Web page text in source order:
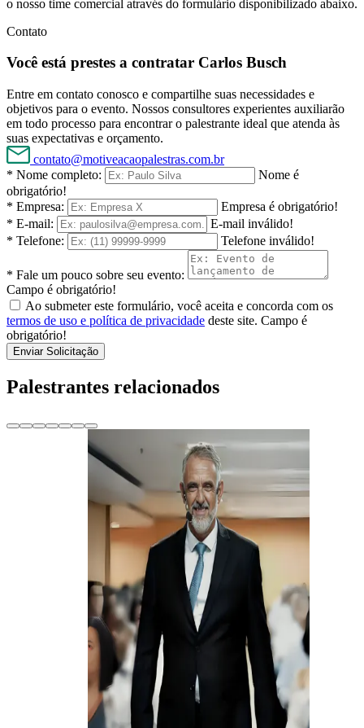
o nosso time comercial através do formulário disponibilizado abaixo.
Contato
Você está prestes a contratar Carlos Busch
Entre em contato conosco e compartilhe suas necessidades e
objetivos para o evento. Nossos consultores experientes auxiliarão
em todo processo para encontrar o palestrante ideal que atenda às
suas expectativas e orçamento.
contato@motiveacaopalestras.com.br
* Nome completo:
Nome é
obrigatório!
* Empresa:
Empresa é obrigatório!
* E-mail:
E-mail inválido!
* Telefone:
Telefone inválido!
* Fale um pouco sobre seu evento:
Campo é obrigatório!
Ao submeter este formulário, você aceita e concorda com os
termos de uso e política de privacidade deste site. Campo é
obrigatório!
Enviar Solicitação
Palestrantes relacionados